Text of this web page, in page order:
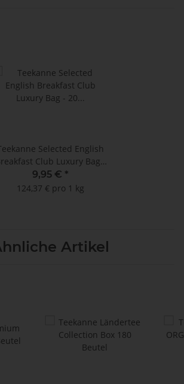
Selected English
Club Luxury Bag -
20 Kannenportionen à 4 g
9,95 € *
124,37 € pro 1 kg
Artikel